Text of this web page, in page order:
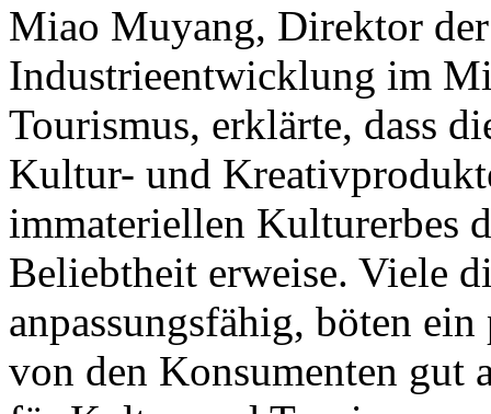
Miao Muyang, Direktor
Industrieentwicklung im
Tourismus, erklärte, dass
Kultur- und
immateriellen Kulturerbes
Beliebtheit erweise. Viele
anpassungsfähig, böten
von den Konsumenten gut